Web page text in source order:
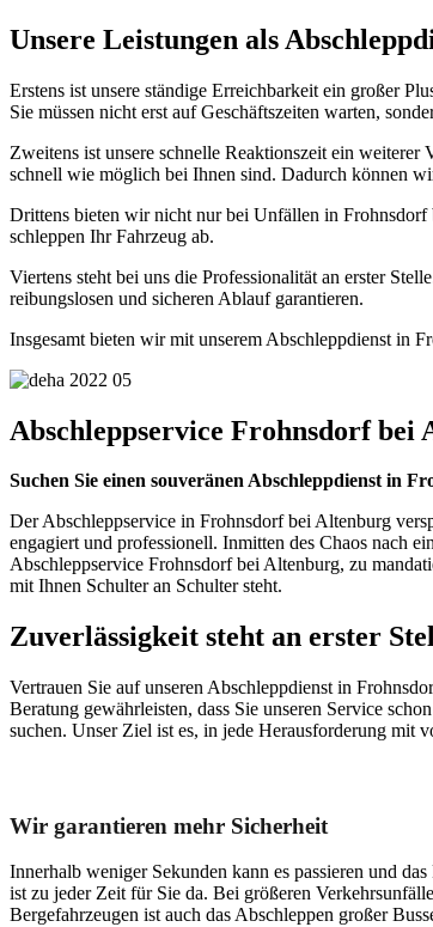
Unsere Leistungen als
Erstens ist unsere ständige Erreichbarkeit ein großer
Sie müssen nicht erst auf Geschäftszeiten warten,
Zweitens ist unsere schnelle Reaktionszeit ein
schnell wie möglich bei Ihnen sind. Dadurch können
Drittens bieten wir nicht nur bei Unfällen in Frohnsdorf
schleppen Ihr Fahrzeug ab.
Viertens steht bei uns die Professionalität an erster
reibungslosen und sicheren Ablauf garantieren.
Insgesamt bieten wir mit unserem Abschleppdienst in
Abschleppservice Frohnsdorf bei
Suchen Sie einen souveränen Abschleppdienst in
Der Abschleppservice in Frohnsdorf bei Altenburg
engagiert und professionell. Inmitten des Chaos nach
Abschleppservice Frohnsdorf bei Altenburg, zu
mit Ihnen Schulter an Schulter steht.
Zuverlässigkeit steht an erster
Vertrauen Sie auf unseren Abschleppdienst in
Beratung gewährleisten, dass Sie unseren Service
suchen. Unser Ziel ist es, in jede Herausforderung mit
Wir garantieren mehr Sicherheit
Innerhalb weniger Sekunden kann es passieren und
ist zu jeder Zeit für Sie da. Bei größeren
Bergefahrzeugen ist auch das Abschleppen großer